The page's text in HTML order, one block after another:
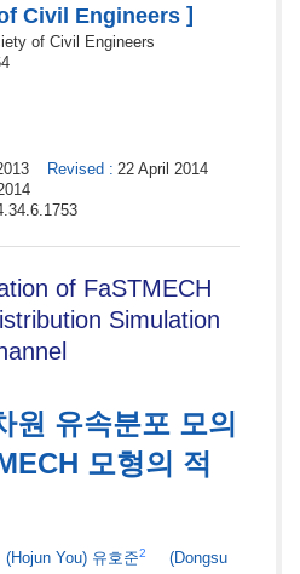
Civil Engineers ]
of Civil Engineers
Revised : 22 April 2014
of FaSTMECH
Simulation
원 유속분포 모의
모형의 적
(Hojun You) 유호준2
(Dongsu